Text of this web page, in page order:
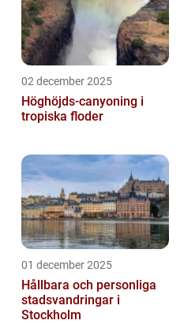
02 december 2025
Höghöjds-canyoning i
tropiska floder
01 december 2025
Hållbara och personliga
stadsvandringar i
Stockholm